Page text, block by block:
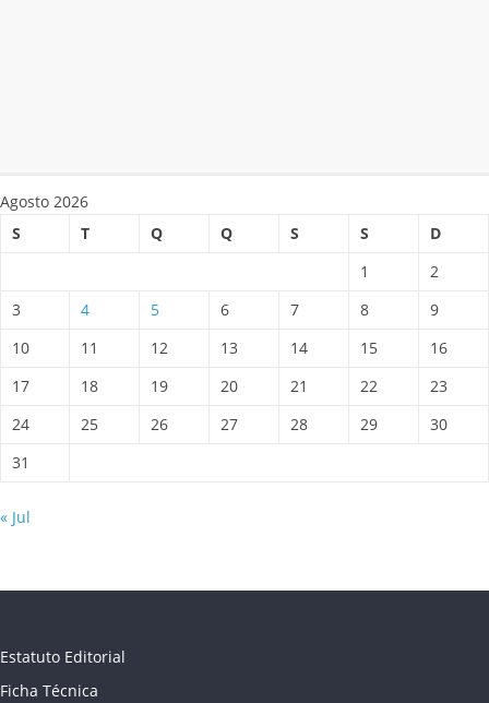
Agosto 2026
S
T Q Q S S
D
1
2
3
4 5 6 7 8
9
10
11 12 13 14 15
16
17
18 19 20 21 22
23
24
25 26 27 28 29
30
31
« Jul
Estatuto Editorial
Ficha Técnica